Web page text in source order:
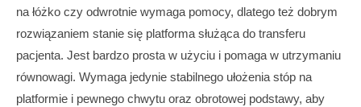
na łóżko czy odwrotnie wymaga pomocy, dlatego też dobrym
rozwiązaniem stanie się platforma służąca do transferu
pacjenta. Jest bardzo prosta w użyciu i pomaga w utrzymaniu
równowagi. Wymaga jedynie stabilnego ułożenia stóp na
platformie i pewnego chwytu oraz obrotowej podstawy, aby